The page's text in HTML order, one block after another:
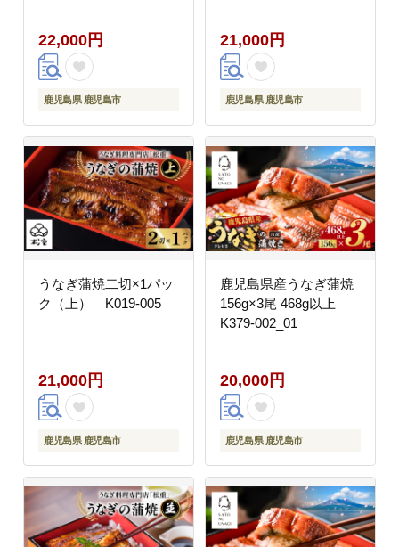
22,000円
鹿児島県 鹿児島市
21,000円
鹿児島県 鹿児島市
うなぎ蒲焼二切×1パッ
ク（上） K019-005
21,000円
鹿児島県 鹿児島市
鹿児島県産うなぎ蒲焼
156g×3尾 468g以上
K379-002_01
20,000円
鹿児島県 鹿児島市